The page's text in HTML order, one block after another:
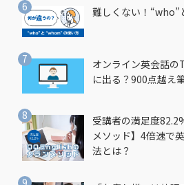
難しくない！
オンライン英会話の
に出る？900点越え
受講者の満足度
メソッド】4倍速で
法とは？